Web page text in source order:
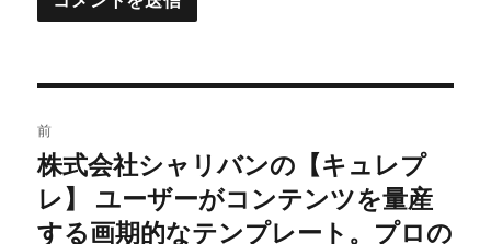
稿
ナ
前
過
去
の
株式会社シャリバンの【キュレプ
レ】 ユーザーがコンテンツを量産
する画期的なテンプレート。プロの